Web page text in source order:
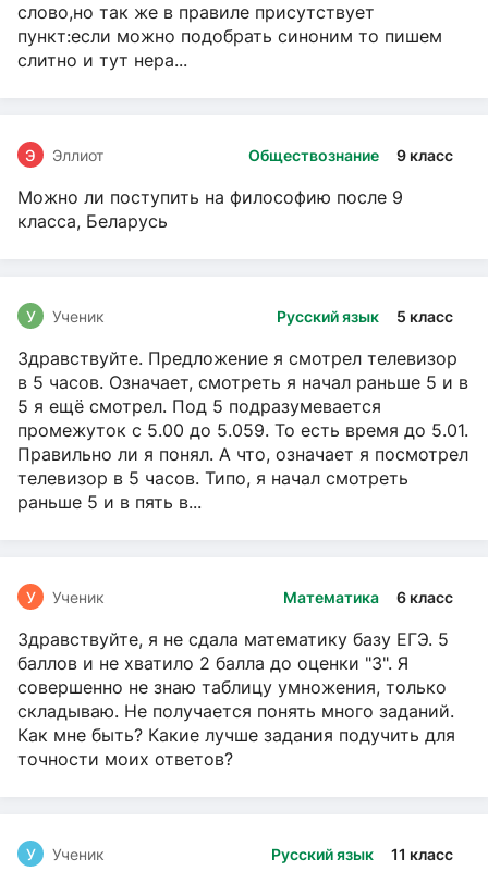
слово,но так же в правиле присутствует
пункт:если можно подобрать синоним то пишем
слитно и тут нера...
Обществознание 9 класс
Э Эллиот
Можно ли поступить на философию после 9
класса, Беларусь
Русский язык 5 класс
У Ученик
Здравствуйте. Предложение я смотрел телевизор
в 5 часов. Означает, смотреть я начал раньше 5 и в
5 я ещё смотрел. Под 5 подразумевается
промежуток с 5.00 до 5.059. То есть время до 5.01.
Правильно ли я понял. А что, означает я посмотрел
телевизор в 5 часов. Типо, я начал смотреть
раньше 5 и в пять в...
Математика 6 класс
У Ученик
Здравствуйте, я не сдала математику базу ЕГЭ. 5
баллов и не хватило 2 балла до оценки "3". Я
совершенно не знаю таблицу умножения, только
складываю. Не получается понять много заданий.
Как мне быть? Какие лучше задания подучить для
точности моих ответов?
Русский язык 11 класс
У Ученик